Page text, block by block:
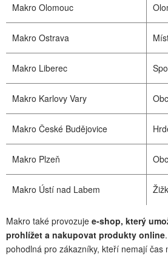
Makro Olomouc
Makro Ostrava
Makro Liberec
Makro Karlovy Vary
Makro České Budějovice
Makro Plzeň
Makro Ústí nad Labem
Makro také provozuje e-shop, který
prohlížet a nakupovat produkty online
pohodlná pro zákazníky, kteří nemají čas